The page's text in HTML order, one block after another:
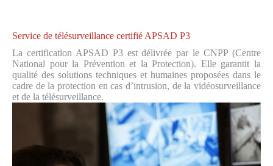
Service de télésurveillance certifié APSAD P3
La certification APSAD P3 est délivrée par le CNPP (Centre
National pour la Prévention et la Protection). Elle garantit la
qualité des solutions techniques et humaines proposées dans le
cadre de la protection en cas d’intrusion, de la vidéosurveillance
et de la télésurveillance.